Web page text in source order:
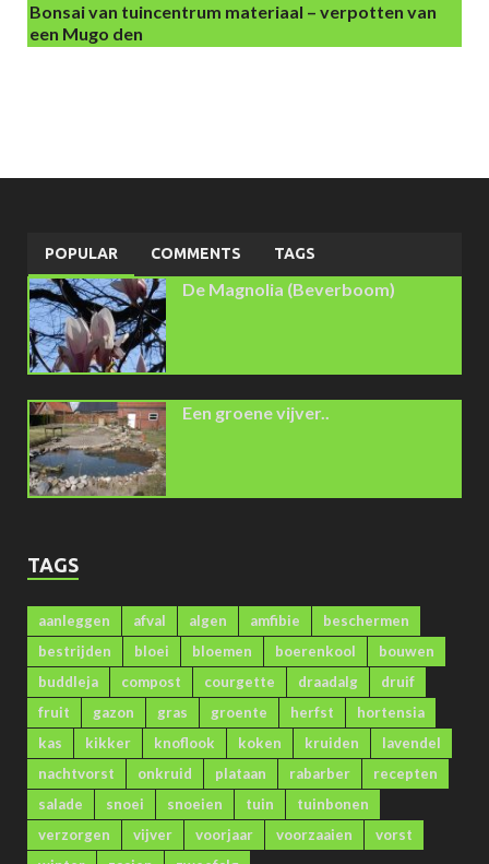
Bonsai van tuincentrum materiaal – verpotten van
een Mugo den
POPULAR COMMENTS TAGS
De Magnolia (Beverboom)
Een groene vijver..
TAGS
aanleggen afval algen amfibie
beschermen
bestrijden
bloei bloemen boerenkool
bouwen
buddleja
compost courgette draadalg
druif
fruit
gazon gras groente herfst
hortensia
kas
kikker knoflook koken kruiden
lavendel
nachtvorst
onkruid plataan rabarber
recepten
salade
snoei snoeien tuin
tuinbonen
verzorgen
vijver voorjaar voorzaaien
vorst